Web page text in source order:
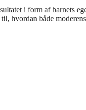
i form af barnets
hvordan både